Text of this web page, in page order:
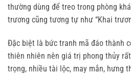
thường dùng để treo trong phòng
trương cũng tương tự như “Khai
Đặc biệt là bức tranh mã đáo thành
thiên nhiên nên giá trị phong thủy
trọng, nhiều tài lộc, may mắn, hưng